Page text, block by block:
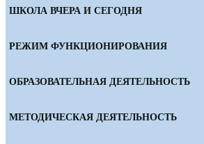
ШКОЛА ВЧЕРА И СЕГОДНЯ
РЕЖИМ ФУНКЦИОНИРОВАНИЯ
ОБРАЗОВАТЕЛЬНАЯ ДЕЯТЕЛЬНОСТЬ
МЕТОДИЧЕСКАЯ ДЕЯТЕЛЬНОСТЬ